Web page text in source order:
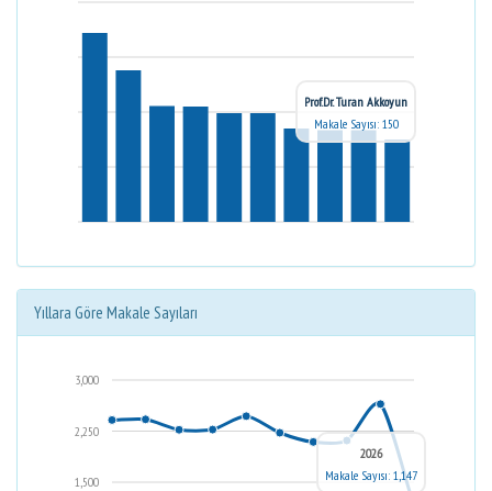
Prof.Dr. Turan Akkoyun
Makale Sayısı: 150
Yıllara Göre Makale Sayıları
1,500
2,250
3,000
2026
Makale Sayısı: 1,147